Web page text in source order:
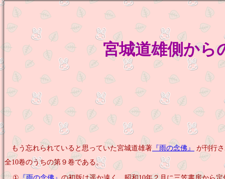
宮城道雄側から
もう忘れられていると思っていた宮城道雄著 『雨の念佛』
が刊行
全10卷のうちの第９卷である。